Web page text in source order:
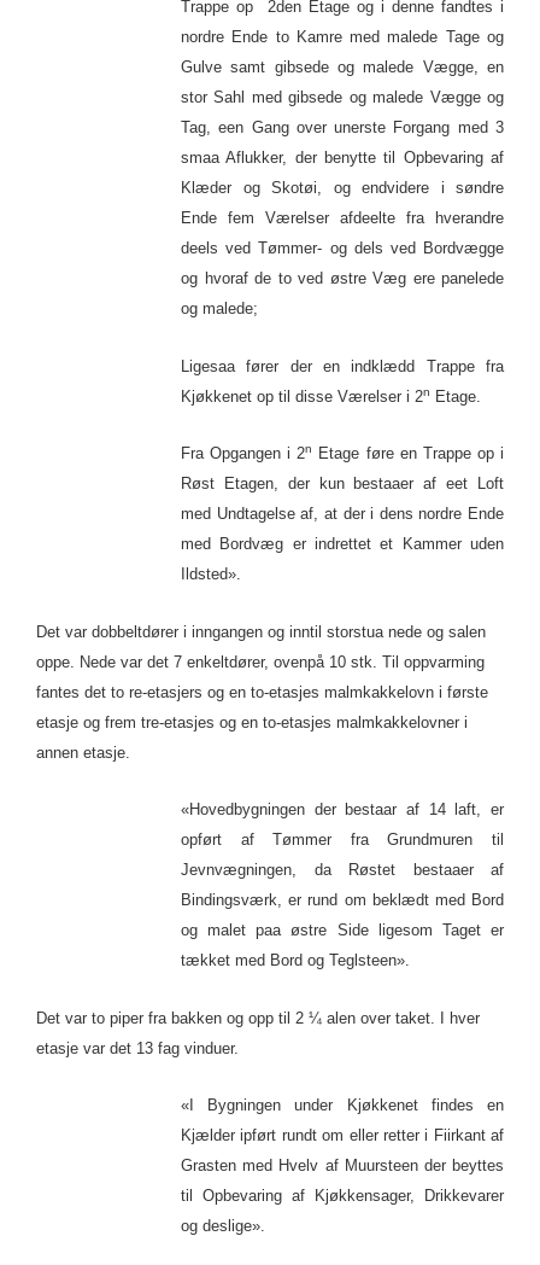
Trappe op 2den Etage og i denne fandtes i
nordre Ende to Kamre med malede Tage og
Gulve samt gibsede og malede Vægge, en
stor Sahl med gibsede og malede Vægge og
Tag, een Gang over unerste Forgang med 3
smaa Aflukker, der benytte til Opbevaring af
Klæder og Skotøi, og endvidere i søndre
Ende fem Værelser afdeelte fra hverandre
deels ved Tømmer- og dels ved Bordvægge
og hvoraf de to ved østre Væg ere panelede
og malede;
Ligesaa fører der en indklædd Trappe fra
Kjøkkenet op til disse Værelser i 2n Etage.
Fra Opgangen i 2n
Etage føre en Trappe op i
Røst Etagen, der kun bestaaer af eet Loft
med Undtagelse af, at der i dens nordre Ende
med Bordvæg er indrettet et Kammer uden
Ildsted».
Det var dobbeltdører i inngangen og inntil storstua nede og salen
oppe. Nede var det 7 enkeltdører, ovenpå 10 stk. Til oppvarming
fantes det to re-etasjers og en to-etasjes malmkakkelovn i første
etasje og frem tre-etasjes og en to-etasjes malmkakkelovner i
annen etasje.
«Hovedbygningen der bestaar af 14 laft, er
opført af Tømmer fra Grundmuren til
Jevnvægningen, da Røstet bestaaer af
Bindingsværk, er rund om beklædt med Bord
og malet paa østre Side ligesom Taget er
tækket med Bord og Teglsteen».
Det var to piper fra bakken og opp til 2 ¼ alen over taket. I hver
etasje var det 13 fag vinduer.
«I Bygningen under Kjøkkenet findes en
Kjælder ipført rundt om eller retter i Fiirkant af
Grasten med Hvelv af Muursteen der beyttes
til Opbevaring af Kjøkkensager, Drikkevarer
og deslige».